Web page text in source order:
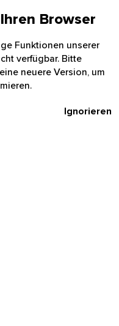
Browser
Funktionen unserer
verfügbar. Bitte
neuere Version, um
Ignorieren